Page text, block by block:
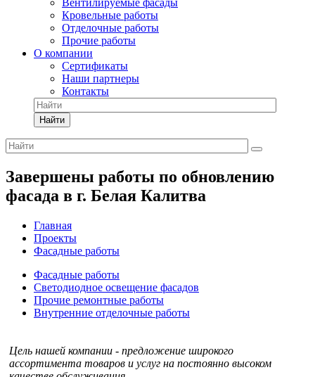
Вентилируемые фасады
Кровельные работы
Отделочные работы
Прочие работы
О компании
Сертификаты
Наши партнеры
Контакты
Найти
Завершены работы по обновлению
фасада в г. Белая Калитва
Главная
Проекты
Фасадные работы
Фасадные работы
Светодиодное освещение фасадов
Прочие ремонтные работы
Внутренние отделочные работы
Цель нашей компании - предложение широкого
ассортимента товаров и услуг на постоянно высоком